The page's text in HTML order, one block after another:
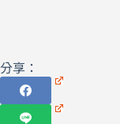
分享：